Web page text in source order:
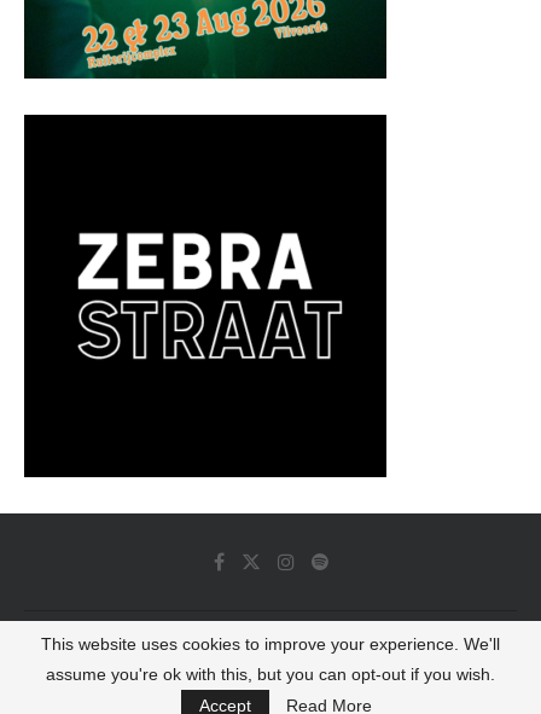
© 2022 - Luminous Dash All Rights Reserved
BACK TO TOP
This website uses cookies to improve your experience. We'll
assume you're ok with this, but you can opt-out if you wish.
Accept
Read More